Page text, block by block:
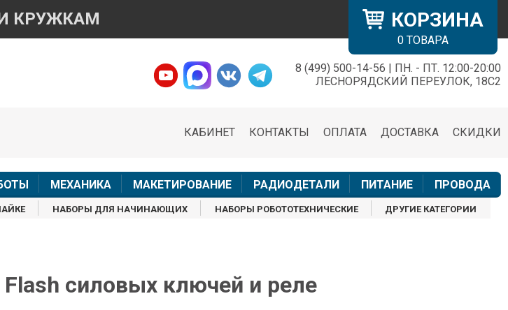
КОРЗИНА
0 ТОВАРА
КРУЖКАМ
8 (499) 500-14-56 | ПН. - ПТ. 12:00-20:00
ЛЕСНОРЯДСКИЙ ПЕРЕУЛОК, 18С2
СКИДКИ
ДОСТАВКА
ОПЛАТА
КОНТАКТЫ
КАБИНЕТ
МЕХАНИКА МАКЕТИРОВАНИЕ РАДИОДЕТАЛИ ПИТАНИЕ ПРОВОДА
НАБОРЫ ДЛЯ НАЧИНАЮЩИХ НАБОРЫ РОБОТОТЕХНИЧЕСКИЕ ДРУГИЕ КАТЕГОРИИ
силовых ключей и реле
×
товара
обслуживаются
Менеджер
8 (499) 500-14-56